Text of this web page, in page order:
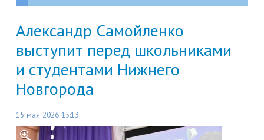
Александр Самойленко
выступит перед школьниками
и студентами Нижнего
Новгорода
15 мая 2026 15:13